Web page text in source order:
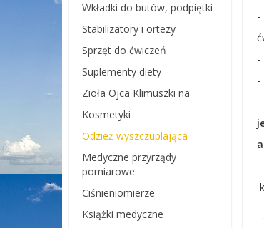
-
-
-
-
-
-
Wkładki do butów, podpiętki
Stabilizatory i ortezy
Sprzęt do ćwiczeń
Suplementy diety
Zioła Ojca Klimuszki na
Kosmetyki
Odzież wyszczuplająca
Medyczne przyrządy
pomiarowe
Ciśnieniomierze
Książki medyczne